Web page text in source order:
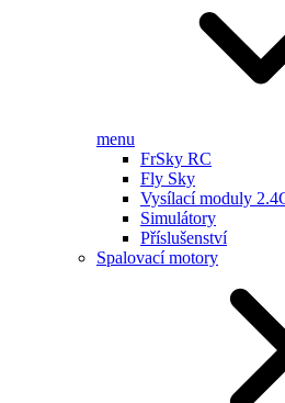
menu
FrSky RC
Fly Sky
Vysílací moduly
Simulátory
Příslušenství
Spalovací motory